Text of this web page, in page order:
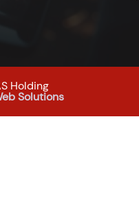
Holding
Solutions